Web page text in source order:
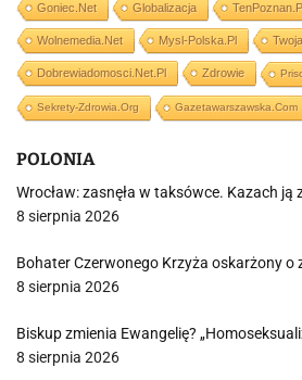
Goniec.net Globalizacja
Wolnemedia.net Mysl-Polska.pl
Dobrewiadomosci.net.pl Zdrowie
Sekrety-Zdrowia.org Gazetawarszawska.com
POLONIA
Wrocław: zasnęła w taksówce. Kazach ją
8 sierpnia 2026
Bohater Czerwonego Krzyża oskarżony o
8 sierpnia 2026
Biskup zmienia Ewangelię?
8 sierpnia 2026